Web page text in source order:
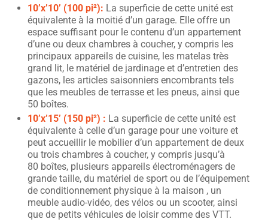
10’x’10’ (100 pi²): La superficie de cette unité est
équivalente à la moitié d’un garage. Elle offre un
espace suffisant pour le contenu d’un appartement
d’une ou deux chambres à coucher, y compris les
principaux appareils de cuisine, les matelas très
grand lit, le matériel de jardinage et d’entretien des
gazons, les articles saisonniers encombrants tels
que les meubles de terrasse et les pneus, ainsi que
50 boîtes.
10’x’15’ (150 pi²) : La superficie de cette unité est
équivalente à celle d’un garage pour une voiture et
peut accueillir le mobilier d’un appartement de deux
ou trois chambres à coucher, y compris jusqu’à
80 boîtes, plusieurs appareils électroménagers de
grande taille, du matériel de sport ou de l’équipement
de conditionnement physique à la maison , un
meuble audio-vidéo, des vélos ou un scooter, ainsi
que de petits véhicules de loisir comme des VTT.